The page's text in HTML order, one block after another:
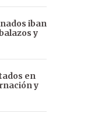
iban
y
en
y